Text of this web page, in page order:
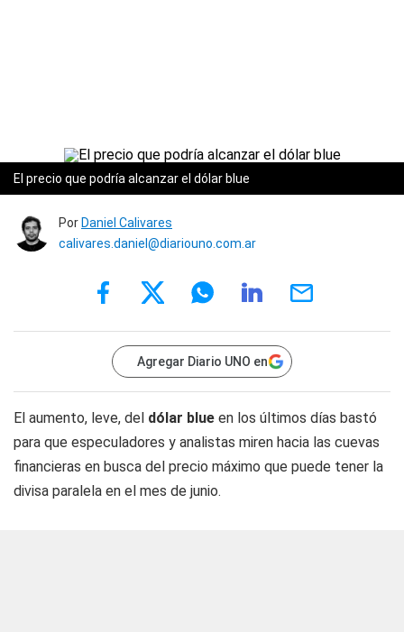
El precio que podría alcanzar el dólar blue
Por Daniel Calivares
calivares.daniel@diariouno.com.ar
Agregar Diario UNO en
El aumento, leve, del dólar blue en los últimos días bastó
para que especuladores y analistas miren hacia las cuevas
financieras en busca del precio máximo que puede tener la
divisa paralela en el mes de junio.